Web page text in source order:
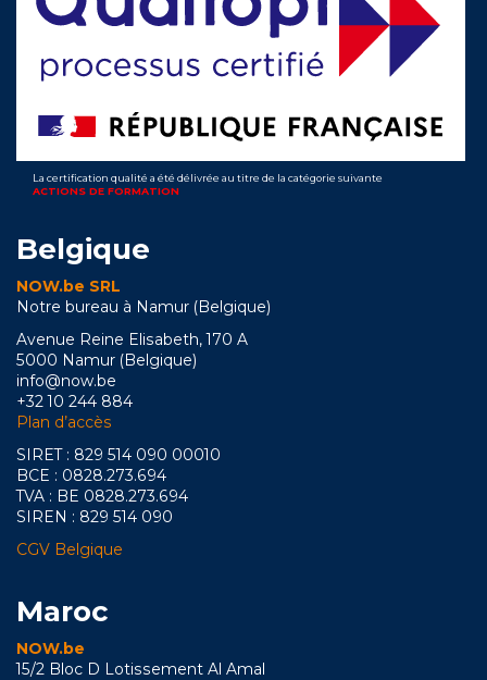
La certification qualité a été délivrée au titre de la catégorie suivante
ACTIONS DE FORMATION
Belgique
NOW.be SRL
Notre bureau à Namur (Belgique)
Avenue Reine Elisabeth, 170 A
5000 Namur (Belgique)
info@now.be
+32 10 244 884
Plan d’accès
SIRET : 829 514 090 00010
BCE : 0828.273.694
TVA : BE 0828.273.694
SIREN : 829 514 090
CGV Belgique
Maroc
NOW.be
15/2 Bloc D Lotissement Al Amal